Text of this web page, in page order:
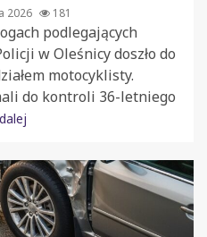
2026 181
podlegających
w Oleśnicy doszło do
motocyklisty.
do kontroli 36-letniego